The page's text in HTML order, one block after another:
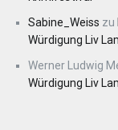
Sabine_Weiss zu
Würdigung Liv
Werner Ludwig
Würdigung Liv